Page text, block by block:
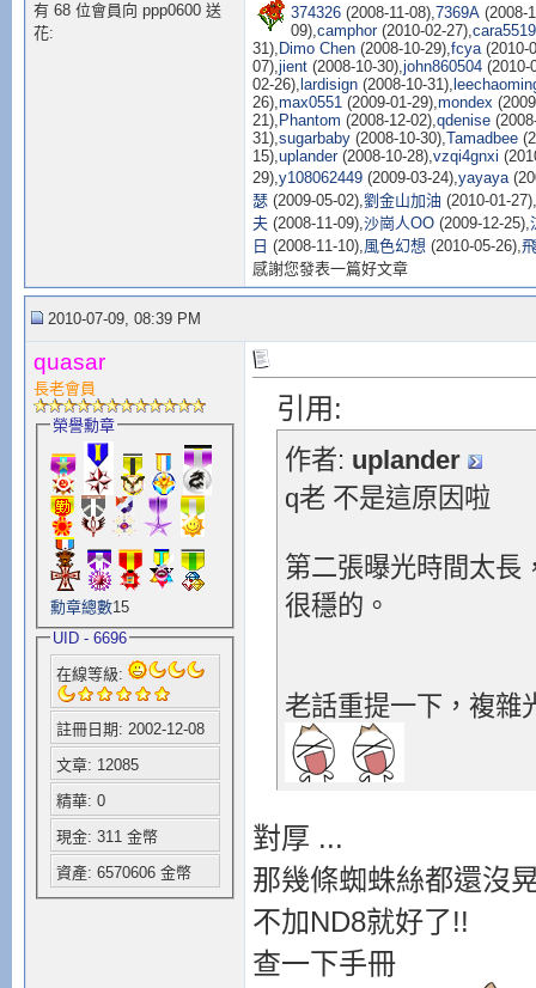
有 68 位會員向 ppp0600 送
花:
374326(2008-11-08),7369A(2008-
09),camphor(2010-02-27),
31), Dimo Chen(2008-10-29),fcya(2010-
07),jient(2008-10-30),john860504(2010-
02-26), lardisign(2008-10-31),
26),max0551(2009-01-29),mondex
21), Phantom (2008-12-02),qdenise
31),sugarbaby(2008-10-30),Tamadbee
15),uplander(2008-10-28),vzqi4gnxi
29),y108062449(2009-03-24),yayaya
瑟(2009-05-02),劉金山加油 (2010-01-27),
夫(2008-11-09),沙崗人OO(2009-12-25),
日 (2008-11-10),風色幻想 (2010-05-26),
感謝您發表一篇好文章
2010-07-09, 08:39 PM
quasar
長老會員
榮譽勳章
勳章總數15
UID - 6696
在線等級:
註冊日期: 2002-12-08
文章: 12085
精華: 0
現金: 311 金幣
資產: 6570606 金幣
引用:
作者: uplander
q老 不是這原因啦
第二張曝光時間太長
很穩的。
老話重提一下，複雜
對厚 ...
那幾條蜘蛛絲都還沒
不加ND8就好了!!
查一下手冊